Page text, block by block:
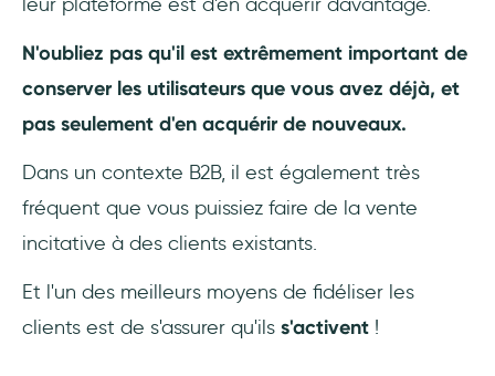
N'oubliez pas qu'il est extrêmement important de
conserver les utilisateurs que vous avez déjà, et
pas seulement d'en acquérir de nouveaux.
Dans un contexte B2B, il est également très
fréquent que vous puissiez faire de la vente
incitative à des clients existants.
Et l'un des meilleurs moyens de fidéliser les
clients est de s'assurer qu'ils s'activent !